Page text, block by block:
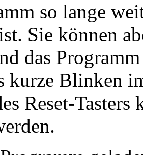
so lange
Sie können
das
kurze Blinken
Reset-Tasters